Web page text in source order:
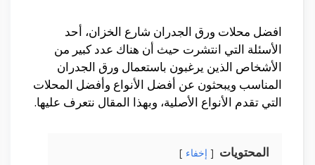
افضل محلات ورق الجدران شارع الخزان، أحد
الأسئلة التي انتشرت حيث أن هناك عدد كبير من
الأشخاص الذين يرغبون باستعمال ورق الجدران
المناسب ويبحثون عن أفضل الأنواع وأفضل المحلات
التي تقدم الأنواع الأصلية، وبهذا المقال نتعرف عليها.
المحتويات إخفاء